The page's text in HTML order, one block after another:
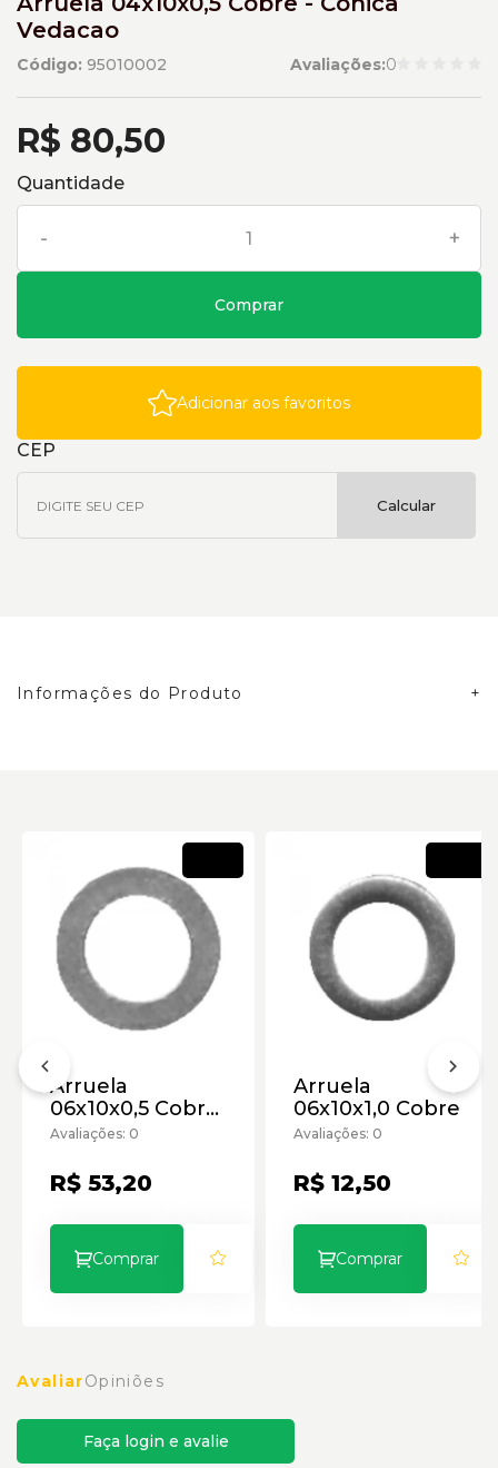
Vedacao
Código: 95010002 Avaliações:0
R$ 80,50
Quantidade
- +
Comprar
Adicionar aos favoritos
CEP
Calcular
Informações do Produto
Arruela
06x10x0,5 Cobre
- Retorno Scania
Avaliações: 0
R$ 53,20
Comprar
Arruela
06x10x1,0 Cobre
Avaliações: 0
R$ 12,50
Comprar
AvaliarOpiniões
Faça login e avalie